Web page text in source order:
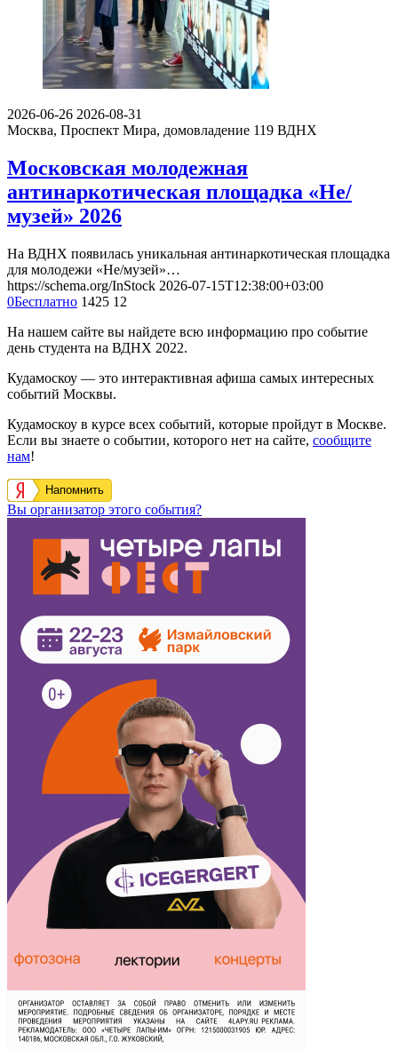
2026-06-26 2026-08-31
Москва, Проспект Мира, домовладение 119 ВДНХ
Московская молодежная
антинаркотическая площадка «Не/
музей» 2026
На ВДНХ появилась уникальная антинаркотическая площадка
для молодежи «Не/музей»…
https://schema.org/InStock 2026-07-15T12:38:00+03:00
0Бесплатно 1425 12
На нашем сайте вы найдете всю информацию про событие
день студента на ВДНХ 2022.
Кудамоскоу — это интерактивная афиша самых интересных
событий Москвы.
Кудамоскоу в курсе всех событий, которые пройдут в Москве.
Если вы знаете о событии, которого нет на сайте, сообщите
нам!
Напомнить
Вы организатор этого события?